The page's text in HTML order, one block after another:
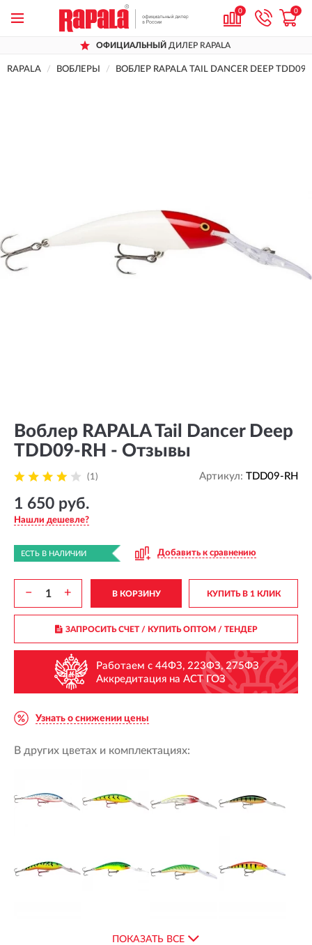
0 0
ОФИЦИАЛЬНЫЙ ДИЛЕР RAPALA
RAPALA ВОБЛЕРЫ ВОБЛЕР RAPALA TAIL DANCER DEEP TDD09-
Воблер RAPALA Tail Dancer Deep
TDD09-RH - Отзывы
(1) Артикул: TDD09-RH
1 650 руб.
Нашли дешевле?
ЕСТЬ В НАЛИЧИИ Добавить к сравнению
− + В КОРЗИНУ КУПИТЬ В 1 КЛИК
ЗАПРОСИТЬ СЧЕТ / КУПИТЬ ОПТОМ/ ТЕНДЕР
Работаем с 44ФЗ, 223ФЗ, 275ФЗ
Аккредитация на АСТ ГОЗ
Узнать о снижении цены
В других цветах и комплектациях:
ПОКАЗАТЬ ВСЕ